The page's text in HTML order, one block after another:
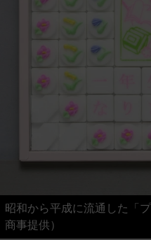
昭和から平成に流通した「
商事提供）